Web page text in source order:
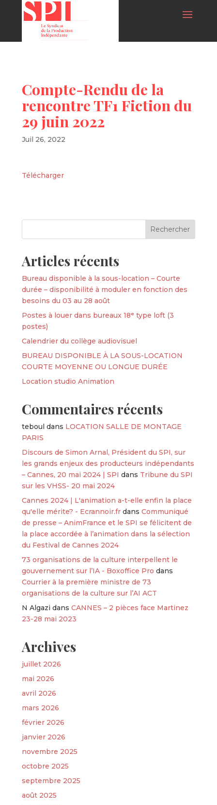
Compte-Rendu de la
rencontre TF1 Fiction du
29 juin 2022
Juil 26, 2022
Télécharger
Articles récents
Bureau disponible à la sous-location – Courte
durée – disponibilité à moduler en fonction des
besoins du 03 au 28 août
Postes à louer dans bureaux 18ᵉ type loft (3
postes)
Calendrier du collège audiovisuel
BUREAU DISPONIBLE À LA SOUS-LOCATION
COURTE MOYENNE OU LONGUE DURÉE
Location studio Animation
Commentaires récents
teboul dans LOCATION SALLE DE MONTAGE
PARIS
Discours de Simon Arnal, Président du SPI, sur
les grands enjeux des producteurs indépendants
– Cannes, 20 mai 2024 | SPI dans Tribune du SPI
sur les VHSS- 20 mai 2024
Cannes 2024 | L'animation a-t-elle enfin la place
qu'elle mérite? - Ecrannoir.frdans Communiqué
de presse – AnimFrance et le SPI se félicitent de
la place accordée à l’animation dans la sélection
du Festival de Cannes 2024
73 organisations de la culture interpellent le
gouvernement sur l’IA - Boxoffice Pro dans
Courrier à la première ministre de 73
organisations de la culture sur l’AI ACT
N Algazi dans CANNES – 2 pièces face Martinez
23-28 mai 2023
Archives
juillet 2026
mai 2026
avril 2026
mars 2026
février 2026
janvier 2026
novembre 2025
octobre 2025
septembre 2025
août 2025